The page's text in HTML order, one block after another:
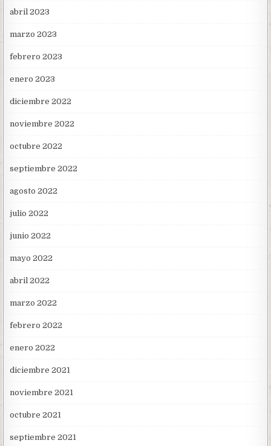
abril 2023
marzo 2023
febrero 2023
enero 2023
diciembre 2022
noviembre 2022
octubre 2022
septiembre 2022
agosto 2022
julio 2022
junio 2022
mayo 2022
abril 2022
marzo 2022
febrero 2022
enero 2022
diciembre 2021
noviembre 2021
octubre 2021
septiembre 2021